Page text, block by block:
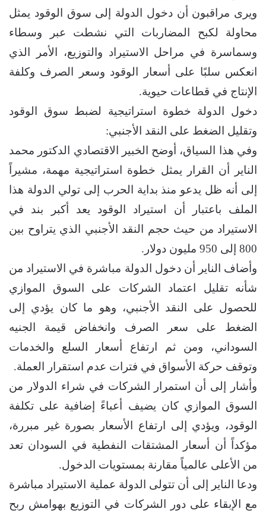
ويرى مراقبون أن دخول الدولة إلى سوق الوقود يمثل
محاولة لكبح المضاربات التي نشطت عبر وسطاء
وسماسرة في مراحل الاستيراد والتوزيع، الأمر الذي
انعكس سلبًا على أسعار الوقود وسعر الصرف وكلفة
الإنتاج في قطاعات حيوية.
دخول الدولة خطوة استراتيجية لضبط سوق الوقود
وتقليل الضغط على النقد الأجنبي:
وفي هذا السياق، أوضح الخبير الاقتصادي الدكتور محمد
الناير أن القرار يمثل خطوة استراتيجية مهمة، مشيراً
إلى أنه ظل يدعو منذ بداية الحرب إلى تولي الدولة هذا
الملف باعتبار أن استيراد الوقود يعد أكبر بند في
الاستيراد من حيث حجم النقد الأجنبي الذي يتراوح بين
800 إلى 950 مليون دولار.
وأضاف الناير أن دخول الدولة مباشرة في الاستيراد من
شأنه تقليل اعتماد الشركات على السوق الموازي
للحصول على النقد الأجنبي، وهو ما كان يؤدي إلى
الضغط على سعر الصرف وانخفاض قيمة الجنيه
السوداني، ومن ثم ارتفاع أسعار السلع والخدمات
وتوقف حركة الأسواق في فترات عدم استقرار العملة.
وأشار إلى أن استمرار الشركات في شراء الدولار من
السوق الموازي كان يضيف أعباءً إضافية على تكلفة
الوقود، ويؤدي إلى ارتفاع الأسعار بصورة غير مبررة،
مؤكداً أن أسعار المشتقات النفطية في السودان تعد
من الأعلى عالمياً مقارنة بمستويات الدخول.
ودعا الناير إلى أن تتولى الدولة عملية الاستيراد مباشرة
مع الإبقاء على دور الشركات في التوزيع بهوامش ربح